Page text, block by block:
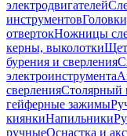
электродвигателей
инструментов
отвертокНожницы
керны, выколотки
бурения и сверления
электроинструмента
сверленияСтолярный
гейферные зажимы
киянкиНапильники
ручныеОснастка и